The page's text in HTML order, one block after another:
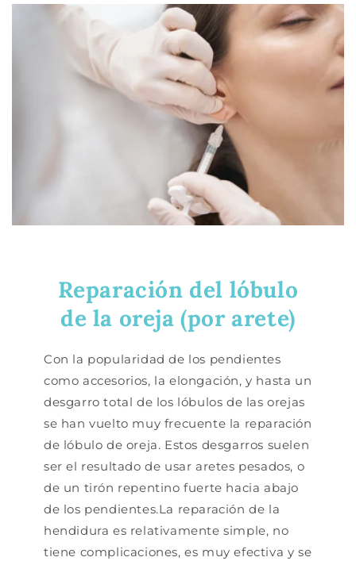
Reparación del lóbulo
de la oreja (por arete)
Con la popularidad de los pendientes
como accesorios, la elongación, y hasta un
desgarro total de los lóbulos de las orejas
se han vuelto muy frecuente la reparación
de lóbulo de oreja. Estos desgarros suelen
ser el resultado de usar aretes pesados, o
de un tirón repentino fuerte hacia abajo
de los pendientes.La reparación de la
hendidura es relativamente simple, no
tiene complicaciones, es muy efectiva y se